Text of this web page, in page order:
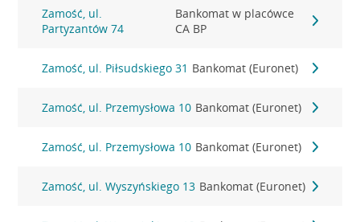
Zamość, ul.
Partyzantów 74
Bankomat w placówce
CA BP
Zamość, ul. Piłsudskiego 31 Bankomat (Euronet)
Zamość, ul. Przemysłowa 10 Bankomat (Euronet)
Zamość, ul. Przemysłowa 10 Bankomat (Euronet)
Zamość, ul. Wyszyńskiego 13 Bankomat (Euronet)